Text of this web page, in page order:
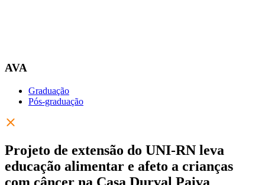
AVA
Graduação
Pós-graduação
Projeto de extensão do UNI-RN leva
educação alimentar e afeto a crianças
com câncer na Casa Durval Paiva